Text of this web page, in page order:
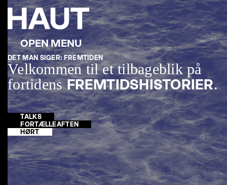
DET MAN SIGER: FREMTIDEN
Velkommen til et tilbageblik på
fortidensFREMTIDSHISTORIER.
TALKS
FORTÆLLEAFTEN
HØRT